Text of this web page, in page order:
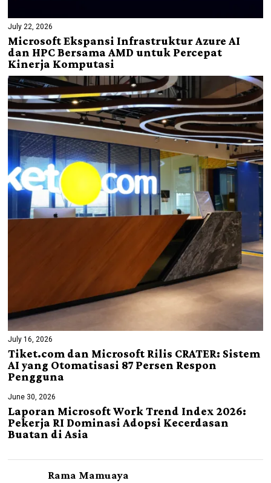
July 22, 2026
Microsoft Ekspansi Infrastruktur Azure AI
dan HPC Bersama AMD untuk Percepat
Kinerja Komputasi
July 16, 2026
Tiket.com dan Microsoft Rilis CRATER: Sistem
AI yang Otomatisasi 87 Persen Respon
Pengguna
June 30, 2026
Laporan Microsoft Work Trend Index 2026:
Pekerja RI Dominasi Adopsi Kecerdasan
Buatan di Asia
Rama Mamuaya